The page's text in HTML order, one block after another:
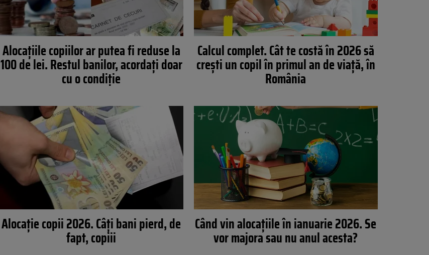
Alocațiile copiilor ar putea fi reduse la
100 de lei. Restul banilor, acordați doar
cu o condiție
Calcul complet. Cât te costă în 2026 să
crești un copil în primul an de viață, în
România
Alocație copii 2026. Câți bani pierd, de
fapt, copiii
Când vin alocațiile în ianuarie 2026. Se
vor majora sau nu anul acesta?